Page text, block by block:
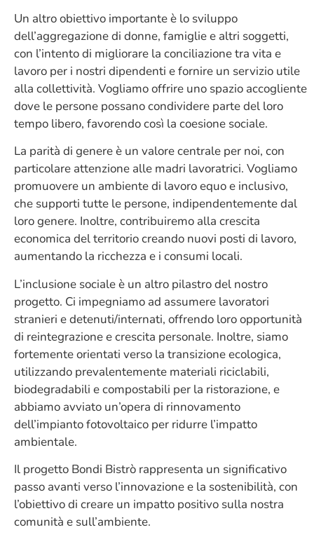
Un altro obiettivo importante è lo sviluppo
dell’aggregazione di donne, famiglie e altri soggetti,
con l’intento di migliorare la conciliazione tra vita e
lavoro per i nostri dipendenti e fornire un servizio utile
alla collettività. Vogliamo offrire uno spazio accogliente
dove le persone possano condividere parte del loro
tempo libero, favorendo così la coesione sociale.
La parità di genere è un valore centrale per noi, con
particolare attenzione alle madri lavoratrici. Vogliamo
promuovere un ambiente di lavoro equo e inclusivo,
che supporti tutte le persone, indipendentemente dal
loro genere. Inoltre, contribuiremo alla crescita
economica del territorio creando nuovi posti di lavoro,
aumentando la ricchezza e i consumi locali.
L’inclusione sociale è un altro pilastro del nostro
progetto. Ci impegniamo ad assumere lavoratori
stranieri e detenuti/internati, offrendo loro opportunità
di reintegrazione e crescita personale. Inoltre, siamo
fortemente orientati verso la transizione ecologica,
utilizzando prevalentemente materiali riciclabili,
biodegradabili e compostabili per la ristorazione, e
abbiamo avviato un’opera di rinnovamento
dell’impianto fotovoltaico per ridurre l’impatto
ambientale.
Il progetto Bondi Bistrò rappresenta un significativo
passo avanti verso l’innovazione e la sostenibilità, con
l’obiettivo di creare un impatto positivo sulla nostra
comunità e sull’ambiente.